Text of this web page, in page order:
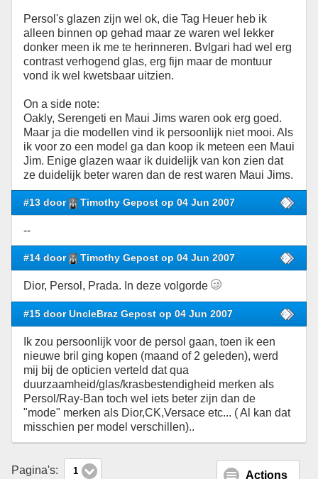
Persol's glazen zijn wel ok, die Tag Heuer heb ik
alleen binnen op gehad maar ze waren wel lekker
donker meen ik me te herinneren. Bvlgari had wel erg
contrast verhogend glas, erg fijn maar de montuur
vond ik wel kwetsbaar uitzien.
On a side note:
Oakly, Serengeti en Maui Jims waren ook erg goed.
Maar ja die modellen vind ik persoonlijk niet mooi. Als
ik voor zo een model ga dan koop ik meteen een Maui
Jim. Enige glazen waar ik duidelijk van kon zien dat
ze duidelijk beter waren dan de rest waren Maui Jims.
#13 door Timothy Gepost op 04 Jun 2007
--
#14 door Timothy Gepost op 04 Jun 2007
Dior, Persol, Prada. In deze volgorde
#15 door UncleBraz Gepost op 04 Jun 2007
Ik zou persoonlijk voor de persol gaan, toen ik een
nieuwe bril ging kopen (maand of 2 geleden), werd
mij bij de opticien verteld dat qua
duurzaamheid/glas/krasbestendigheid merken als
Persol/Ray-Ban toch wel iets beter zijn dan de
"mode" merken als Dior,CK,Versace etc... ( Al kan dat
misschien per model verschillen)..
Pagina's: 1 Actions